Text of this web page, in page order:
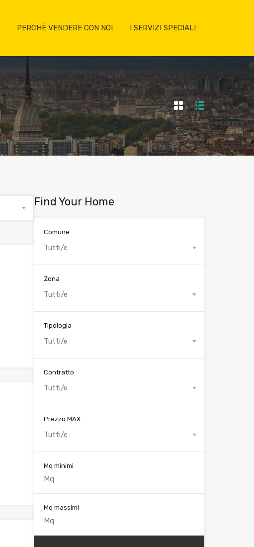
PERCHÈ VENDERE CON NOI I SERVIZI SPECIALI
Find Your Home
Comune
Tutti/e
Zona
Tutti/e
Tipologia
Tutti/e
Contratto
Tutti/e
Prezzo MAX
Tutti/e
Mq minimi
Mq massimi